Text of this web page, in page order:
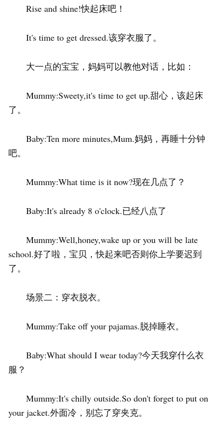
Rise and shine!快起床吧！
It's time to get dressed.该穿衣服了。
大一点的宝宝，妈妈可以教他对话，比如：
Mummy:Sweety,it's time to get up.甜心，该起床
了。
Baby:Ten more minutes,Mum.妈妈，再睡十分钟
吧。
Mummy:What time is it now?现在几点了？
Baby:It's already 8 o'clock.已经八点了
Mummy:Well,honey,wake up or you will be late
school.好了啦，宝贝，快起来吧否则你上学要迟到
了。
场景二：穿衣脱衣。
Mummy:Take off your pajamas.脱掉睡衣。
Baby:What should I wear today?今天我穿什么衣
服？
Mummy:It's chilly outside.So don't forget to put on
your jacket.外面冷，别忘了穿夹克。